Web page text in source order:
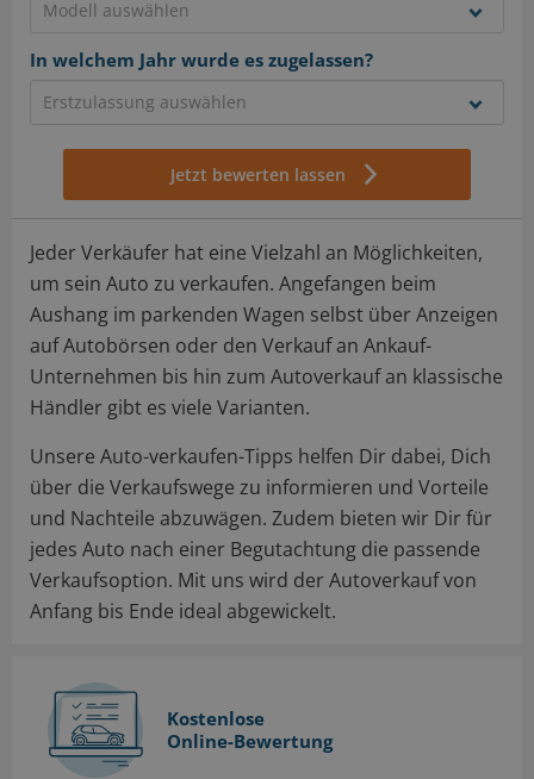
In welchem Jahr wurde es zugelassen?
Jetzt bewerten lassen
Jeder Verkäufer hat eine Vielzahl an Möglichkeiten,
um sein Auto zu verkaufen. Angefangen beim
Aushang im parkenden Wagen selbst über Anzeigen
auf Autobörsen oder den Verkauf an Ankauf-
Unternehmen bis hin zum Autoverkauf an klassische
Händler gibt es viele Varianten.
Unsere Auto-verkaufen-Tipps helfen Dir dabei, Dich
über die Verkaufswege zu informieren und Vorteile
und Nachteile abzuwägen. Zudem bieten wir Dir für
jedes Auto nach einer Begutachtung die passende
Verkaufsoption. Mit uns wird der Autoverkauf von
Anfang bis Ende ideal abgewickelt.
Kostenlose
Online-Bewertung